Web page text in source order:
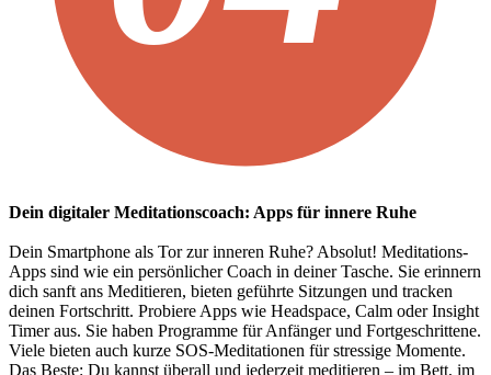
Dein digitaler Meditationscoach: Apps für innere Ruhe
Dein Smartphone als Tor zur inneren Ruhe? Absolut! Meditations-
Apps sind wie ein persönlicher Coach in deiner Tasche. Sie erinnern
dich sanft ans Meditieren, bieten geführte Sitzungen und tracken
deinen Fortschritt. Probiere Apps wie Headspace, Calm oder Insight
Timer aus. Sie haben Programme für Anfänger und Fortgeschrittene.
Viele bieten auch kurze SOS-Meditationen für stressige Momente.
Das Beste: Du kannst überall und jederzeit meditieren – im Bett, im